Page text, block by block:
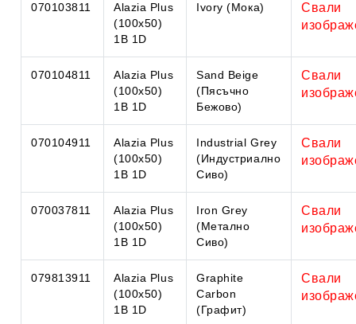
070103811
Alazia Plus
(100x50)
1B 1D
Ivory (Мока)
Свали
070104811
Alazia Plus
(100x50)
1B 1D
Sand Beige
(Пясъчно
Бежово)
Свали
070104911
Alazia Plus
(100x50)
1B 1D
Industrial Grey
(Индустриално
Сиво)
Свали
070037811
Alazia Plus
(100x50)
1B 1D
Iron Grey
(Метално
Сиво)
Свали
079813911
Alazia Plus
(100x50)
1B 1D
Graphite
Carbon
(Графит)
Свали